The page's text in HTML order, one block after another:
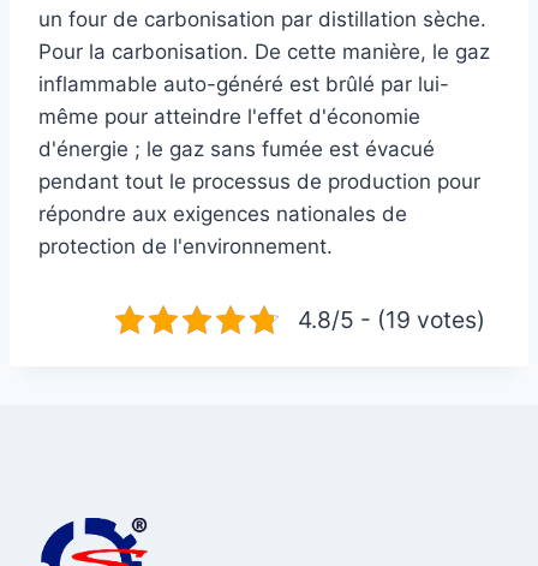
un four de carbonisation par distillation sèche.
Pour la carbonisation. De cette manière, le gaz
inflammable auto-généré est brûlé par lui-
même pour atteindre l'effet d'économie
d'énergie ; le gaz sans fumée est évacué
pendant tout le processus de production pour
répondre aux exigences nationales de
protection de l'environnement.
4.8/5 - (19 votes)